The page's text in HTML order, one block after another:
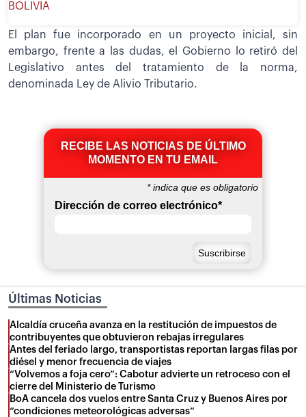
BOLIVIA
El plan fue incorporado en un proyecto inicial, sin
embargo, frente a las dudas, el Gobierno lo retiró del
Legislativo antes del tratamiento de la norma,
denominada Ley de Alivio Tributario.
RECIBE LAS NOTICIAS DE ÚLTIMO
MOMENTO EN TU EMAIL
*indica que es obligatorio
Dirección de correo electrónico*
Últimas Noticias
Alcaldía cruceña avanza en la restitución de impuestos de
contribuyentes que obtuvieron rebajas irregulares
Antes del feriado largo, transportistas reportan largas filas por
diésel y menor frecuencia de viajes
“Volvemos a foja cero”: Cabotur advierte un retroceso con el
cierre del Ministerio de Turismo
BoA cancela dos vuelos entre Santa Cruz y Buenos Aires por
“condiciones meteorológicas adversas”